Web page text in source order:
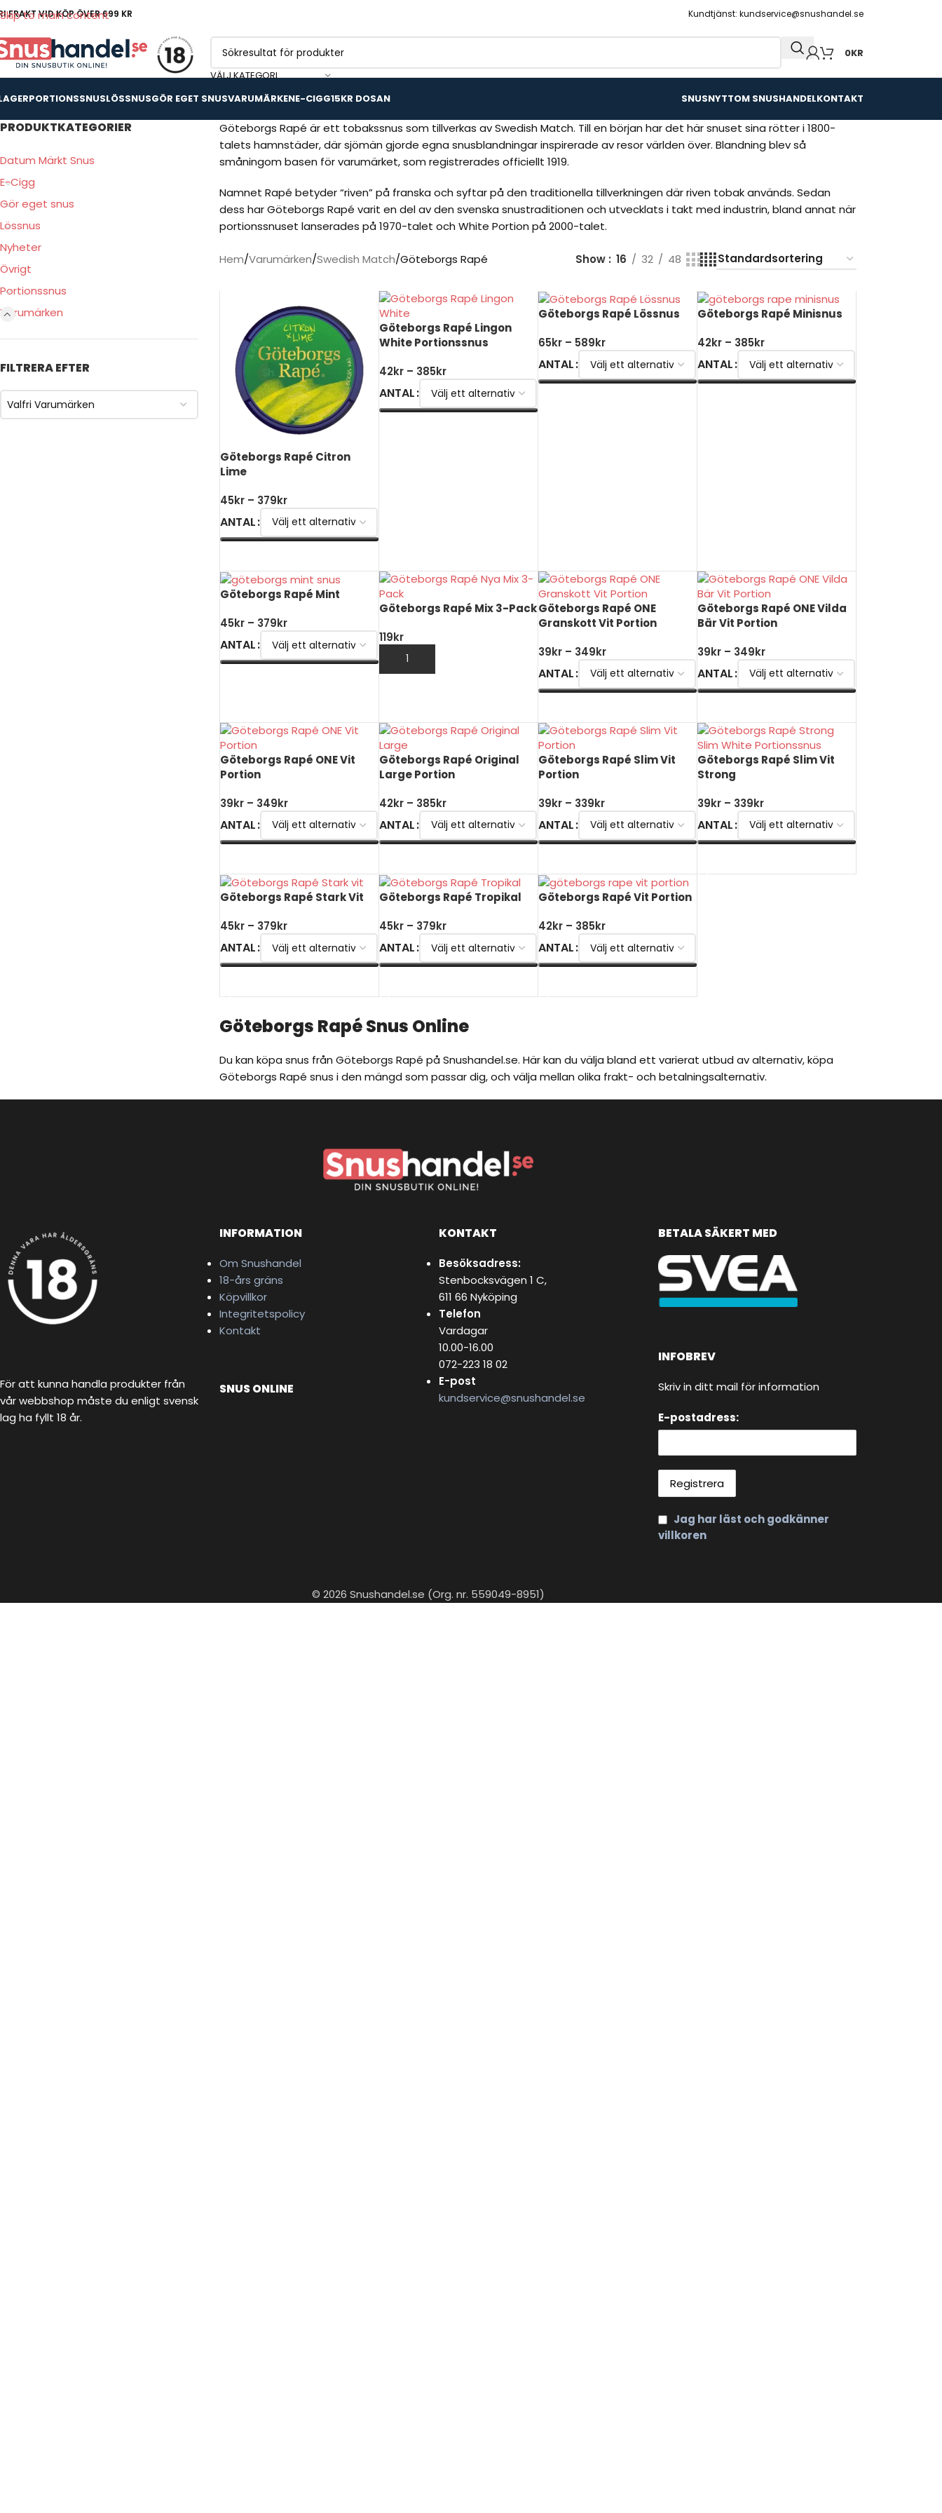
Skip to main content
FRAKT VID KÖP ÖVER 699 KR Kundtjänst: kundservice@snushandel.se
VÄLJ KATEGORI
0KR
PORTIONSSNUSLÖSSNUSGÖR EGET SNUSVARUMÄRKENE-CIGG15KR DOSAN SNUSNYTTOM SNUSHANDELKONTAKT
PRODUKTKATEGORIER
Datum Märkt Snus
E-Cigg
Gör eget snus
Lössnus
Nyheter
Övrigt
Portionssnus
Varumärken
FILTRERA EFTER
Valfri Varumärken
Göteborgs Rapé är ett tobakssnus som tillverkas av Swedish Match. Till en början har det här snuset sina rötter i 1800-
talets hamnstäder, där sjömän gjorde egna snusblandningar inspirerade av resor världen över. Blandning blev så
småningom basen för varumärket, som registrerades officiellt 1919.
Namnet Rapé betyder “riven” på franska och syftar på den traditionella tillverkningen där riven tobak används. Sedan
dess har Göteborgs Rapé varit en del av den svenska snustraditionen och utvecklats i takt med industrin, bland annat när
portionssnuset lanserades på 1970-talet och White Portion på 2000-talet.
Hem Varumärken Swedish Match Göteborgs Rapé Show 16 32 48
Göteborgs Rapé Citron
Lime
45kr – 379kr
ANTAL
Göteborgs Rapé Lingon
White Portionssnus
42kr – 385kr
ANTAL
Göteborgs Rapé Lössnus
65kr – 589kr
ANTAL
Göteborgs Rapé Minisnus
42kr – 385kr
ANTAL
Göteborgs Rapé Mint
45kr – 379kr
ANTAL
Göteborgs Rapé Mix 3-Pack
119kr
LÄGG TILL I VARUKORG
Göteborgs Rapé ONE
Granskott Vit Portion
39kr – 349kr
ANTAL
Göteborgs Rapé ONE Vilda
Bär Vit Portion
39kr – 349kr
ANTAL
Göteborgs Rapé ONE Vit
Portion
39kr – 349kr
ANTAL
Göteborgs Rapé Original
Large Portion
42kr – 385kr
ANTAL
Göteborgs Rapé Slim Vit
Portion
39kr – 339kr
ANTAL
Göteborgs Rapé Slim Vit
Strong
39kr – 339kr
ANTAL
Göteborgs Rapé Stark Vit
45kr – 379kr
ANTAL
Göteborgs Rapé Tropikal
45kr – 379kr
ANTAL
Göteborgs Rapé Vit Portion
42kr – 385kr
ANTAL
Göteborgs Rapé Snus Online
Du kan köpa snus från Göteborgs Rapé på Snushandel.se. Här kan du välja bland ett varierat utbud av alternativ, köpa
Göteborgs Rapé snus i den mängd som passar dig, och välja mellan olika frakt- och betalningsalternativ.
För att kunna handla produkter från
vår webbshop måste du enligt svensk
lag ha fyllt 18 år.
INFORMATION
Om Snushandel
18-års gräns
Köpvillkor
Integritetspolicy
Kontakt
SNUS ONLINE
KONTAKT
Besöksadress:
Stenbocksvägen 1 C,
611 66 Nyköping
Telefon
Vardagar
10.00-16.00
072-223 18 02
E-post
kundservice@snushandel.se
BETALA SÄKERT MED
INFOBREV
Skriv in ditt mail för information
E-postadress:
Jag har läst och godkänner
villkoren
© 2026 Snushandel.se (Org. nr. 559049-8951)